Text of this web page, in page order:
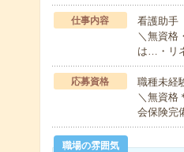
仕事内容
看護助手
＼無資格
は…・リ
応募資格
職種未経
＼無資格
会保険完
職場の雰囲気